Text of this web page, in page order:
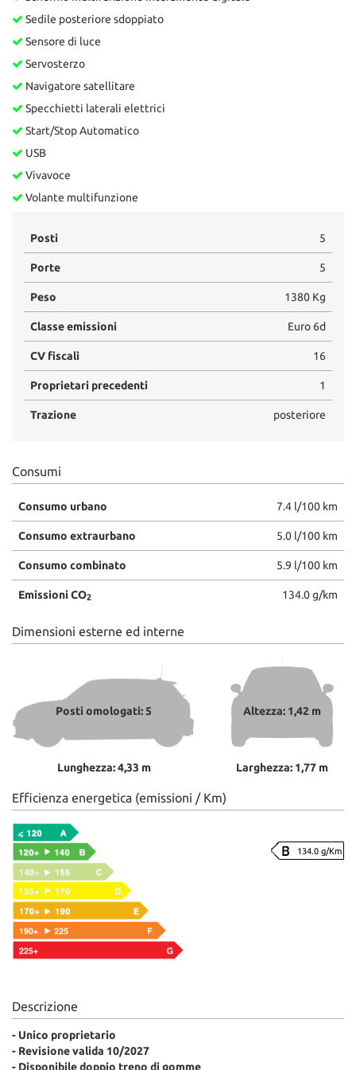
Sedile posteriore sdoppiato
Sensore di luce
Servosterzo
Navigatore satellitare
Specchietti laterali elettrici
Start/Stop Automatico
USB
Vivavoce
Volante multifunzione
Posti 5
Porte 5
Peso 1380 Kg
Classe emissioni Euro 6d
CV fiscali 16
Proprietari precedenti 1
Trazione posteriore
Consumi
Consumo urbano 7.4 l/100 km
Consumo extraurbano 5.0 l/100 km
Consumo combinato 5.9 l/100 km
Emissioni CO2 134.0 g/km
Dimensioni esterne ed interne
Posti omologati: 5
Lunghezza: 4,33 m
Altezza: 1,42 m
Larghezza: 1,77 m
Efficienza energetica (emissioni / Km)
134.0 g/Km
Descrizione
- Unico proprietario
- Revisione valida 10/2027
- Disponibile doppio treno di gomme